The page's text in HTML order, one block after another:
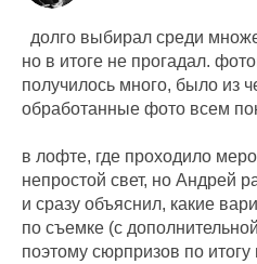
долго выбирал среди
но в итоге не прогадал.
получилось много, было из
обработанные фото всем
в лофте, где проходило
непростой свет, но Андрей
и сразу объяснил, какие
по съемке (с
поэтому сюрпризов по